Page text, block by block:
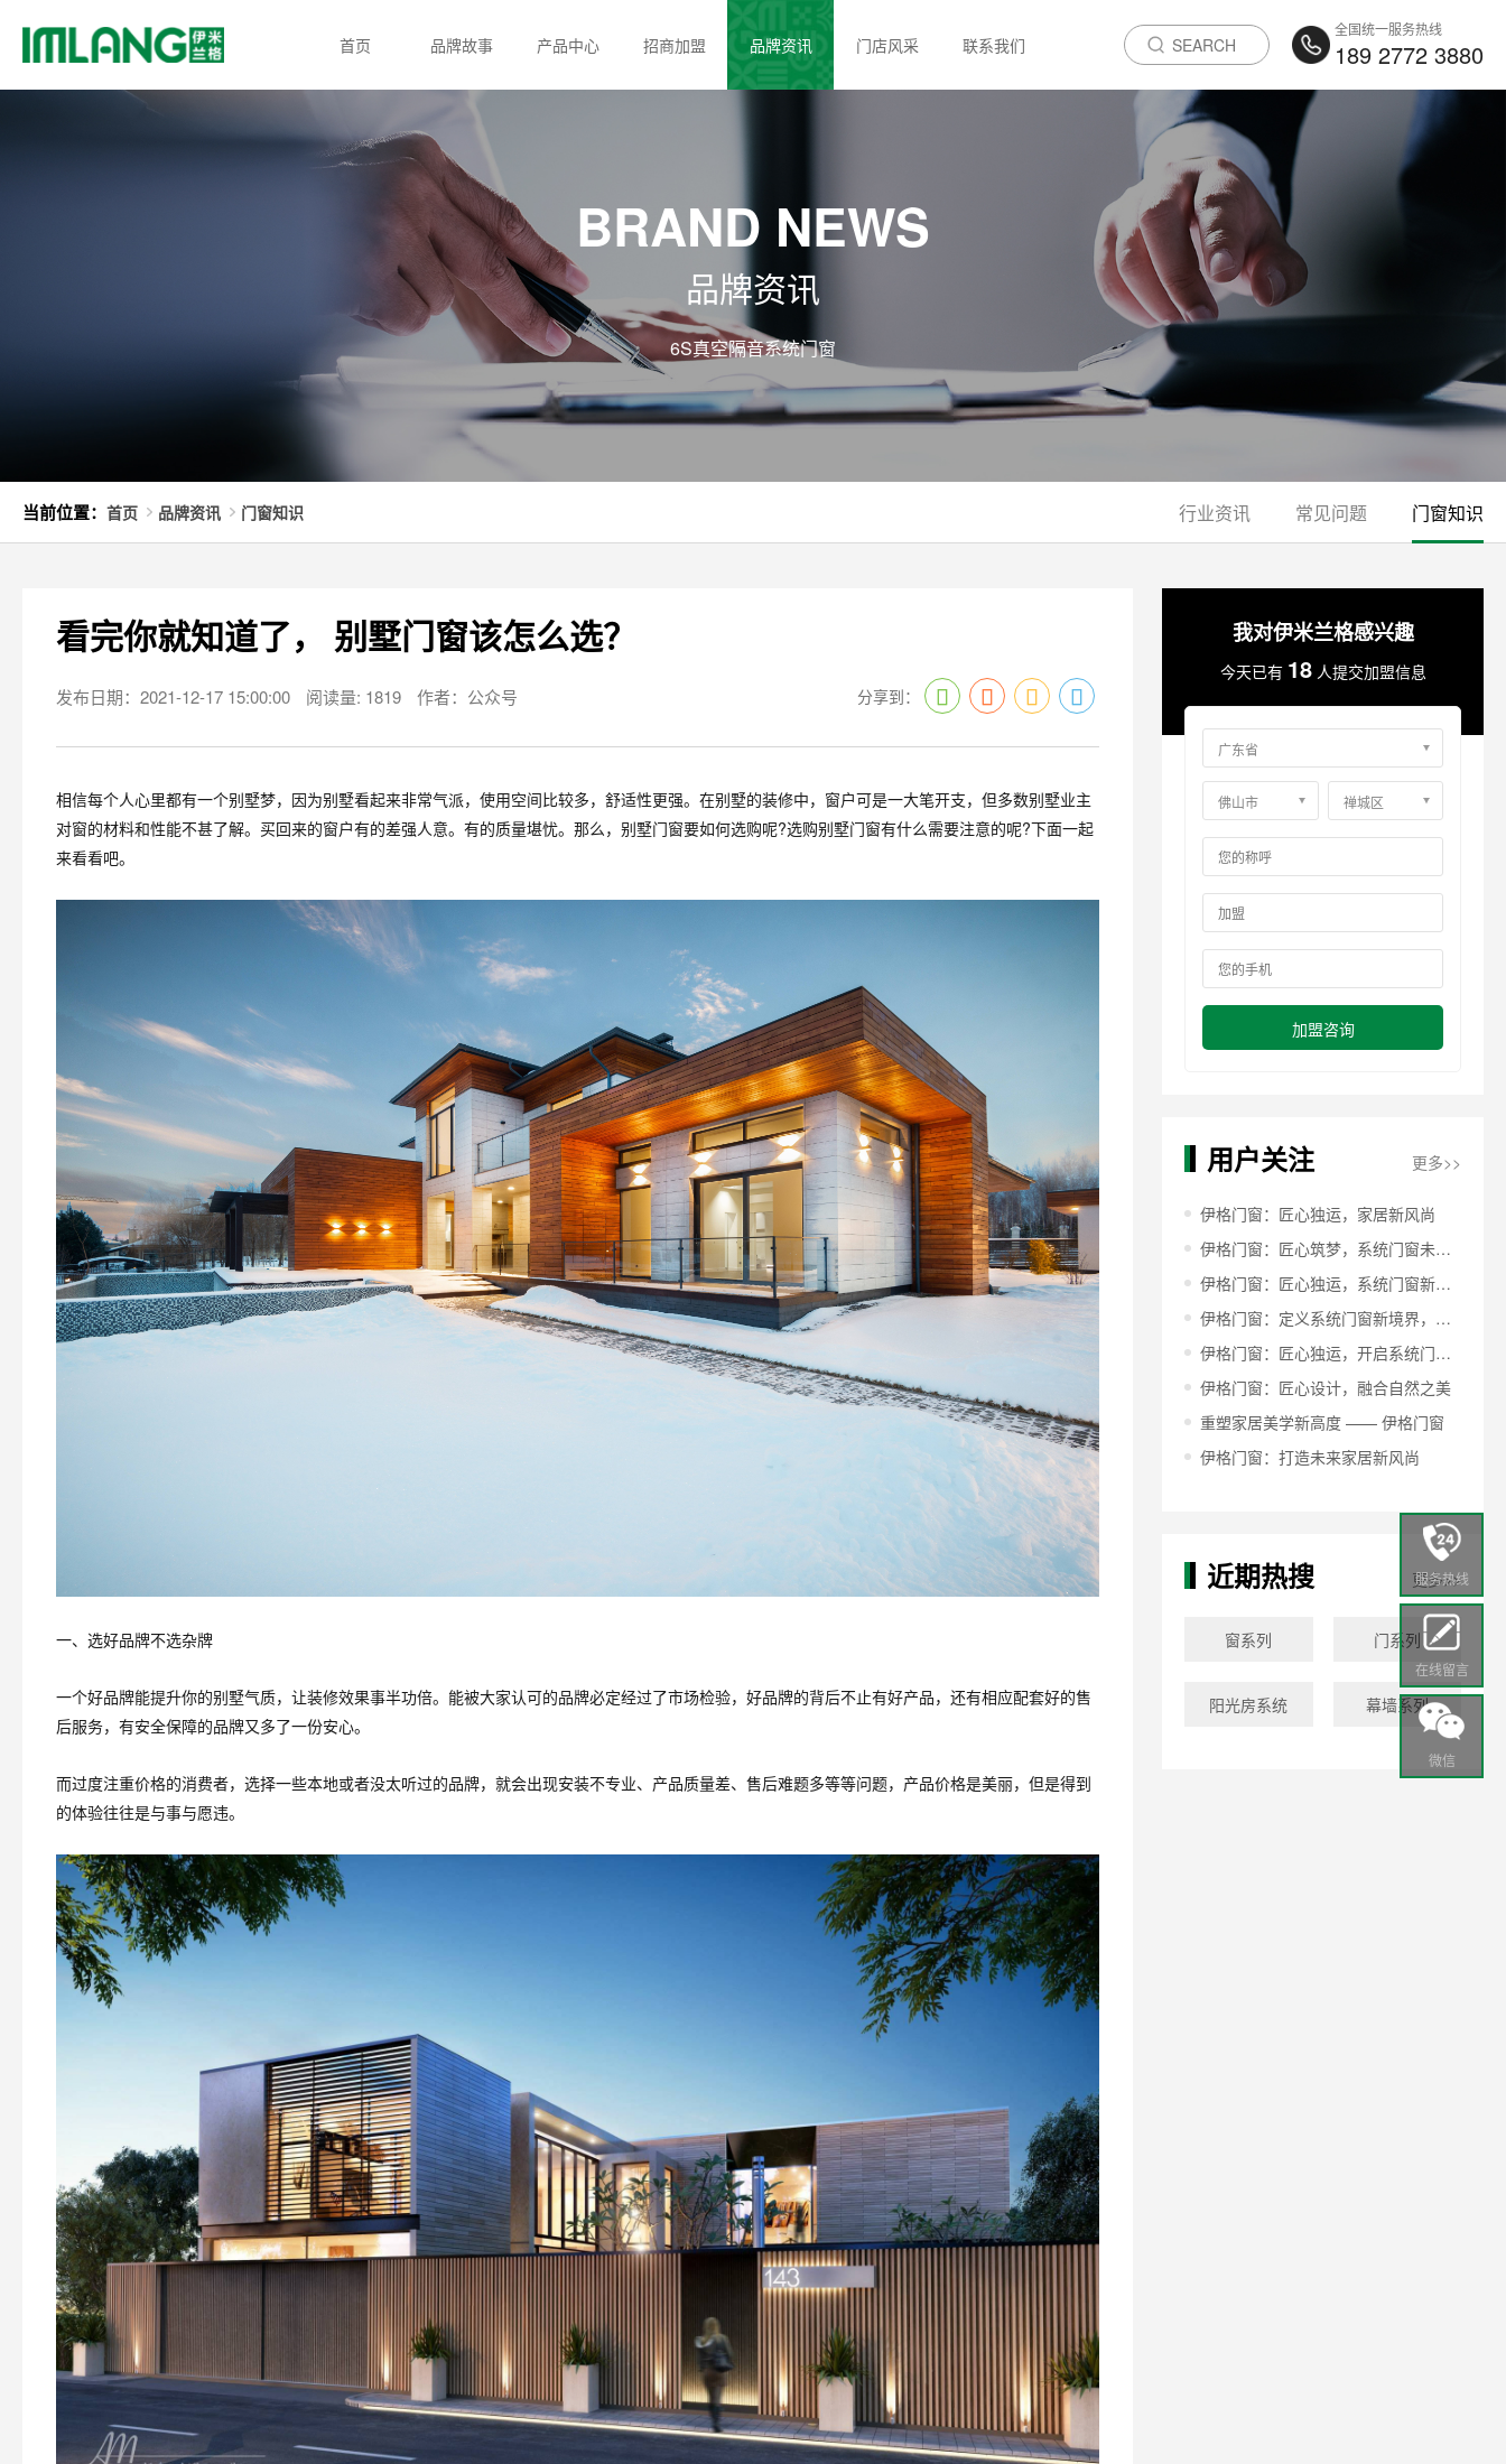
首页 品牌故事 产品中心 招商加盟 品牌资讯 门店风采 联系我们
全国统一服务热线
189 2772 3880
BRAND NEWS
品牌资讯
6S真空隔音系统门窗
当前位置： 首页 品牌资讯 门窗知识 行业资讯 常见问题 门窗知识
看完你就知道了， 别墅门窗该怎么选？
发布日期：2021-12-17 15:00:00 阅读量: 1819 作者：公众号 分享到：
相信每个人心里都有一个别墅梦，因为别墅看起来非常气派，使用空间比较多，舒适性更强。在别墅的装修中，窗户可是一大笔开支，但多数别墅业主
对窗的材料和性能不甚了解。买回来的窗户有的差强人意。有的质量堪忧。那么，别墅门窗要如何选购呢?选购别墅门窗有什么需要注意的呢?下面一起
来看看吧。
一、选好品牌不选杂牌
一个好品牌能提升你的别墅气质，让装修效果事半功倍。能被大家认可的品牌必定经过了市场检验，好品牌的背后不止有好产品，还有相应配套好的售
后服务，有安全保障的品牌又多了一份安心。
而过度注重价格的消费者，选择一些本地或者没太听过的品牌，就会出现安装不专业、产品质量差、售后难题多等等问题，产品价格是美丽，但是得到
的体验往往是与事与愿违。
我对伊米兰格感兴趣
今天已有 18人提交加盟信息
加盟咨询
用户关注 更多>>
伊格门窗：匠心独运，家居新风尚
伊格门窗：匠心筑梦，系统门窗未来家居新风尚
伊格门窗：匠心独运，系统门窗新纪元
伊格门窗：定义系统门窗新境界，让家更懂生活
伊格门窗：匠心独运，开启系统门窗新篇章
伊格门窗：匠心设计，融合自然之美
重塑家居美学新高度 —— 伊格门窗
伊格门窗：打造未来家居新风尚
近期热搜 更多>>
窗系列 门系列
阳光房系统 幕墙系列
服务热线
在线留言
微信